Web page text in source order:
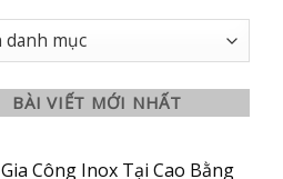
BÀI VIẾT MỚI NHẤT
Gia Công Inox Tại Cao Bằng